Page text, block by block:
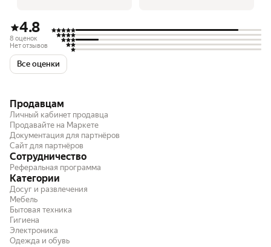
4.8
8 оценок
Нет отзывов
Все оценки
Продавцам
Личный кабинет продавца
Продавайте на Маркете
Документация для партнёров
Сайт для партнёров
Сотрудничество
Реферальная программа
Категории
Досуг и развлечения
Мебель
Бытовая техника
Гигиена
Электроника
Одежда и обувь